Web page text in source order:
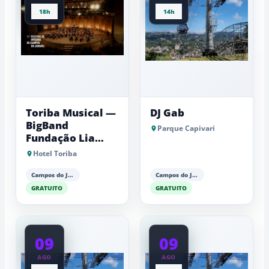
18h
Toriba Musical —
BigBand
Fundação Lia
Maria Aguiar
Hotel Toriba
Campos do Jordão
GRATUITO
14h
DJ Gab
Parque Capivari
Campos do Jordão
GRATUITO
09
AGO
09
AGO